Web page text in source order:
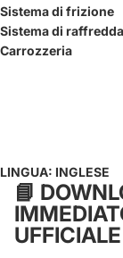
Sistema di frizione
Sistema di
Carrozzeria
LINGUA: INGLESE
📘
UFFICIALE